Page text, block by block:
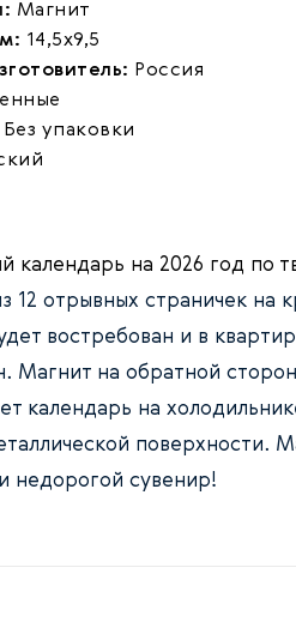
Магнит
14,5х9,5
Россия
Без упаковки
календарь на 2026 год по
12 отрывных страничек на
востребован и в
Магнит на обратной
календарь на
поверхности.
недорогой сувенир!